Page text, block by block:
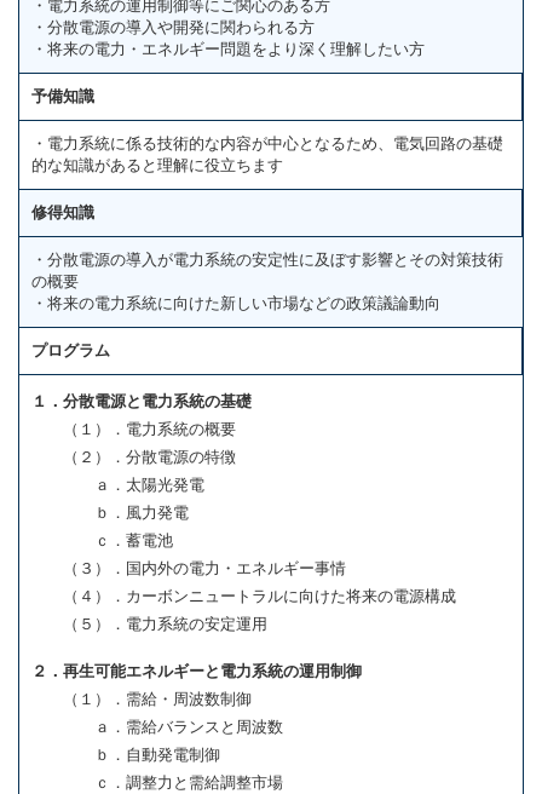
・電力系統の運用制御等にご関心のある方
・分散電源の導入や開発に関わられる方
・将来の電力・エネルギー問題をより深く理解したい方
予備知識
・電力系統に係る技術的な内容が中心となるため、電気回路の基礎
的な知識があると理解に役立ちます
修得知識
・分散電源の導入が電力系統の安定性に及ぼす影響とその対策技術
の概要
・将来の電力系統に向けた新しい市場などの政策議論動向
プログラム
１．分散電源と電力系統の基礎
（１）．電力系統の概要
（２）．分散電源の特徴
ａ．太陽光発電
ｂ．風力発電
ｃ．蓄電池
（３）．国内外の電力・エネルギー事情
（４）．カーボンニュートラルに向けた将来の電源構成
（５）．電力系統の安定運用
２．再生可能エネルギーと電力系統の運用制御
（１）．需給・周波数制御
ａ．需給バランスと周波数
ｂ．自動発電制御
ｃ．調整力と需給調整市場